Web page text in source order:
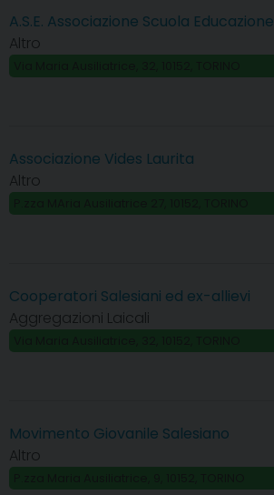
A.S.E. Associazione Scuola Educazione
Altro
Associazione Vides Laurita
Altro
Cooperatori Salesiani ed ex-allievi
Aggregazioni Laicali
Movimento Giovanile Salesiano
Altro